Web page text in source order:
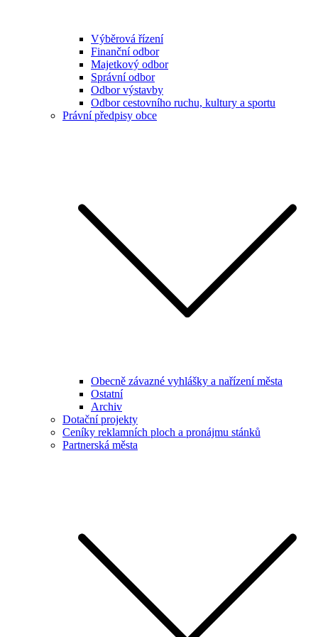
Výběrová řízení
Finanční odbor
Majetkový odbor
Správní odbor
Odbor výstavby
Odbor cestovního ruchu, kultury a sportu
Právní předpisy obce
Obecně závazné vyhlášky a nařízení města
Ostatní
Archiv
Dotační projekty
Ceníky reklamních ploch a pronájmu stánků
Partnerská města